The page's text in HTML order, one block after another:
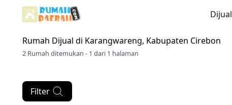
Dijual
Rumah Dijual di Karangwareng, Kabupaten Cirebon
2 Rumah ditemukan - 1 dari 1 halaman
Filter